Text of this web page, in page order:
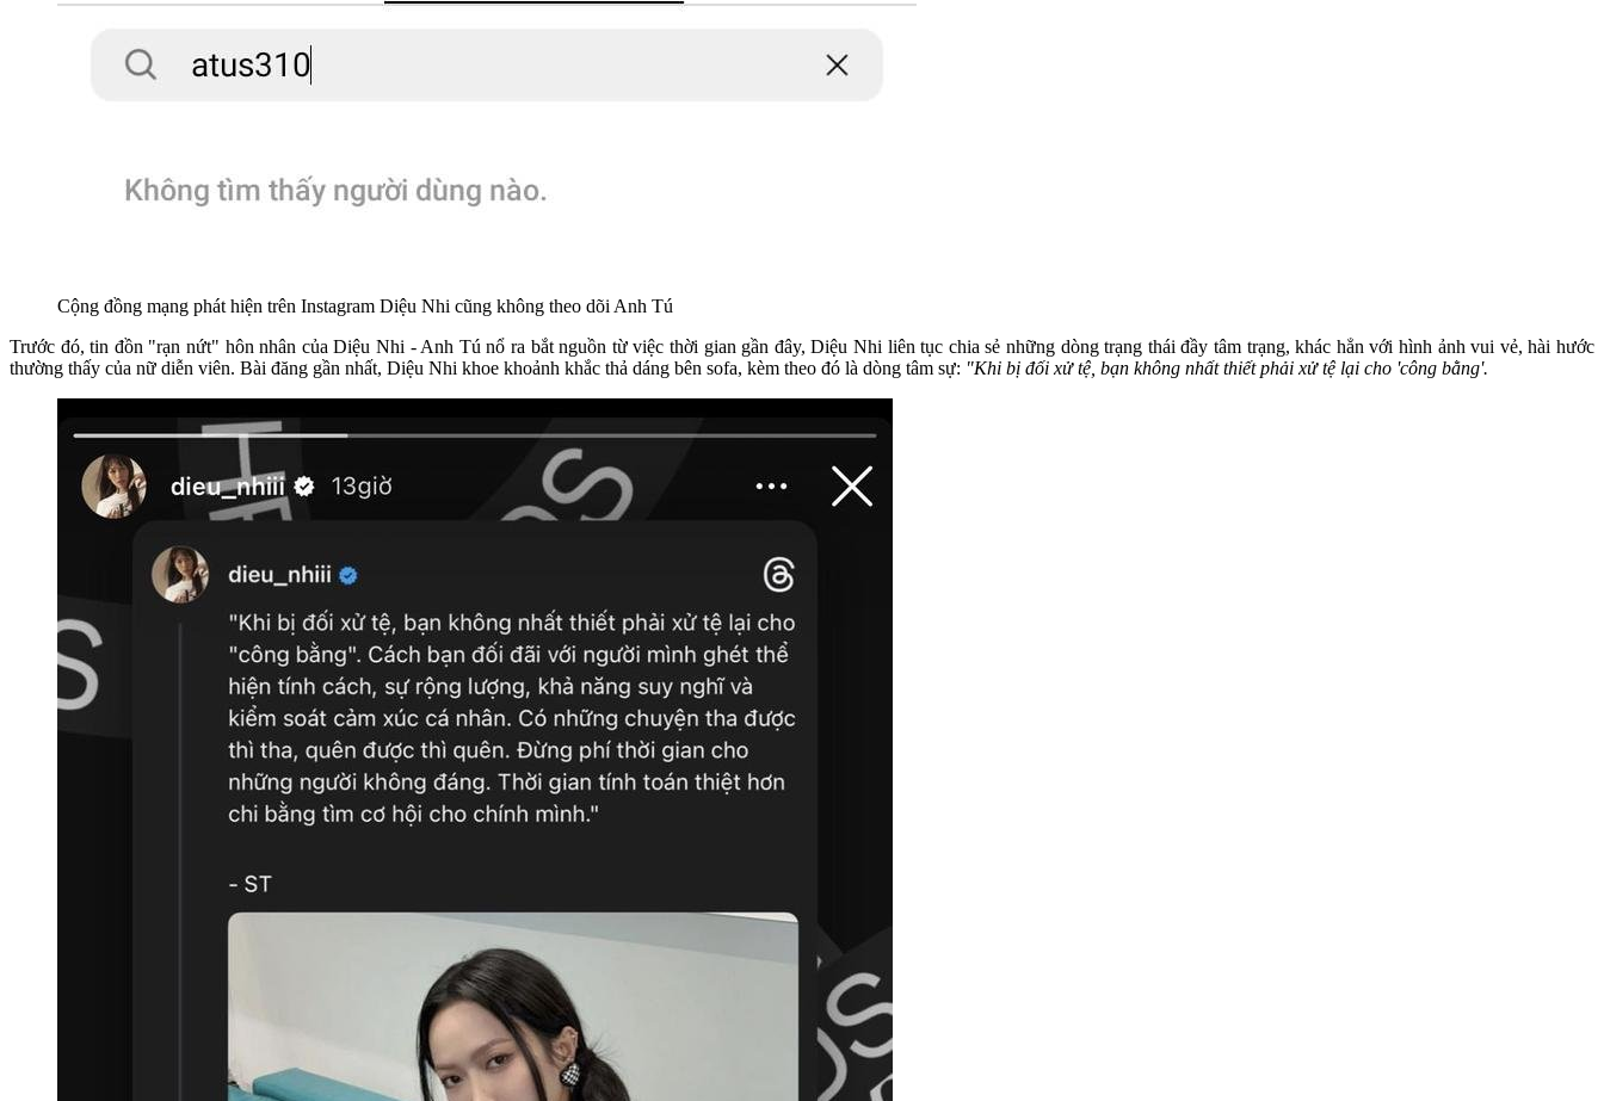
Cộng đồng mạng phát hiện trên Instagram Diệu Nhi cũng không theo dõi Anh Tú
Trước đó, tin đồn "rạn nứt" hôn nhân của Diệu Nhi - Anh Tú nổ ra bắt nguồn từ việc thời gian gần đây, Diệu Nhi liên tục chia sẻ những dòng trạng thái đầy tâm trạng, khác hẳn với hình ảnh vui vẻ, hài hước
thường thấy của nữ diễn viên. Bài đăng gần nhất, Diệu Nhi khoe khoảnh khắc thả dáng bên sofa, kèm theo đó là dòng tâm sự: "Khi bị đối xử tệ, bạn không nhất thiết phải xử tệ lại cho 'công bằng'.